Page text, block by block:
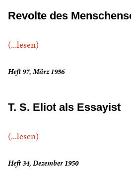
Revolte des
(...lesen)
Heft 97, März 1956
T. S. Eliot als Essayist
(...lesen)
Heft 34, Dezember 1950